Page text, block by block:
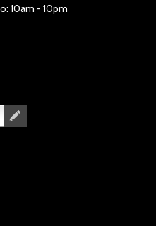
10am - 10pm